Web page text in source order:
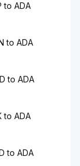
to ADA
to ADA
to ADA
to ADA
to ADA